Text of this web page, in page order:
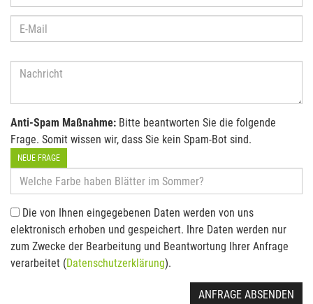
Anti-Spam Maßnahme: Bitte beantworten Sie die folgende
Frage. Somit wissen wir, dass Sie kein Spam-Bot sind.
NEUE FRAGE
Die von Ihnen eingegebenen Daten werden von uns
elektronisch erhoben und gespeichert. Ihre Daten werden nur
zum Zwecke der Bearbeitung und Beantwortung Ihrer Anfrage
verarbeitet (Datenschutzerklärung).
ANFRAGE ABSENDEN